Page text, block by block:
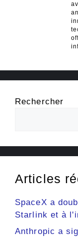
Rechercher
Articles
SpaceX a
Starlink et à
Anthropic a